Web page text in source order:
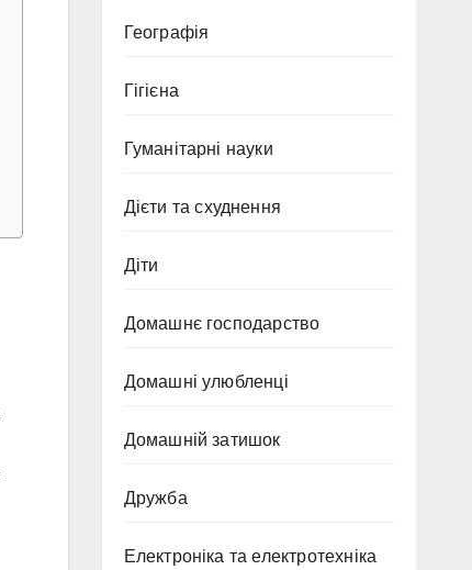
Географія
Гігієна
Гуманітарні науки
Дієти та схуднення
Діти
Домашнє господарство
Домашні улюбленці
Домашній затишок
Дружба
Електроніка та електротехніка